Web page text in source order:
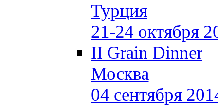
Турция
21-24 октября
II Grain Dinner
Москва
04 сентября